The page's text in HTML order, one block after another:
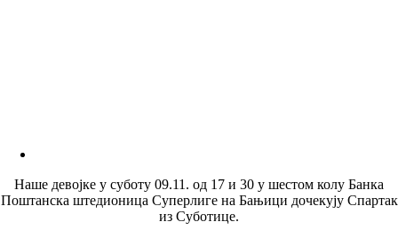
Наше девојке у суботу 09.11. од 17 и 30 у шестом колу Банка
Поштанска штедионица Суперлиге на Бањици дочекују Спартак
из Суботице.